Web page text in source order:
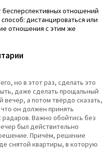
бесперспективных отношений
дистанцироваться или
отношения с этим же
но в этот раз, сделать это
даже сделать прощальный
а потом твёрдо сказать,
он должен принять
радаров. Важно обойтись без
был действительно
Причём, решение
снятой квартиры, в которую